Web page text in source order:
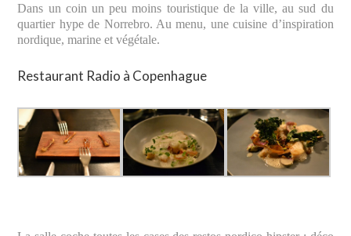
Dans un coin un peu moins touristique de la ville, au sud du
quartier hype de Norrebro. Au menu, une cuisine d’inspiration
nordique, marine et végétale.
Restaurant Radio à Copenhague